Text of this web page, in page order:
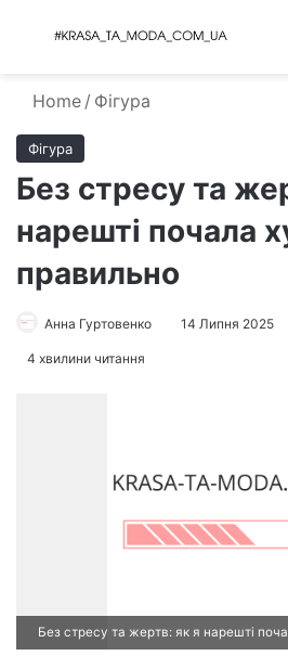
Menu
Home / Фігура
Фігура
Без стресу та
нарешті почала
правильно
Анна Гуртовенко 14 Липня 2025
4 хвилини читання
Без стресу та жертв: як я нарешті